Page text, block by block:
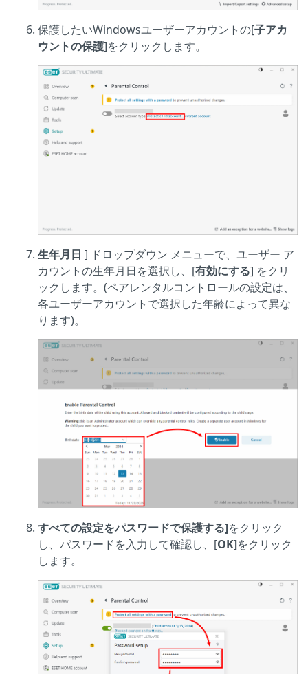
保護したいWindowsユーザーアカウントの[子アカ
ウントの保護]をクリックします。
生年月日 ] ドロップダウン メニューで、ユーザー ア
カウントの生年月日を選択し、[有効にする] をクリ
ックします。(ペアレンタルコントロールの設定は、
各ユーザーアカウントで選択した年齢によって異な
ります)。
すべての設定をパスワードで保護する]をクリック
し、パスワードを入力して確認し、[OK]をクリック
します。